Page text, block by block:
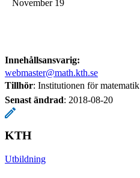
November 19
Innehållsansvarig:
webmaster@math.kth.se
Tillhör: Institutionen för matematik
Senast ändrad: 2018-08-20
KTH
Utbildning